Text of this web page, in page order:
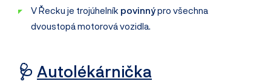
V Řecku je trojúhelník povinnýpro všechna
dvoustopá motorová vozidla.
🩺 Autolékárnička